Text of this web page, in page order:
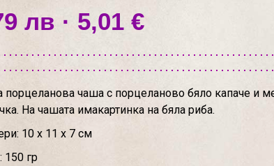
лв · 5,01 €
порцеланова чаша с порцеланово бяло капаче и
На чашата имакартинка на бяла риба.
10 х 11 х 7 см
150 гр